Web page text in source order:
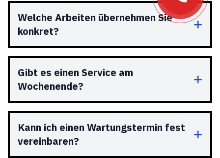
Welche Arbeiten übernehmen Sie
konkret?
Gibt es einen Service am
Wochenende?
Kann ich einen Wartungstermin fest
vereinbaren?